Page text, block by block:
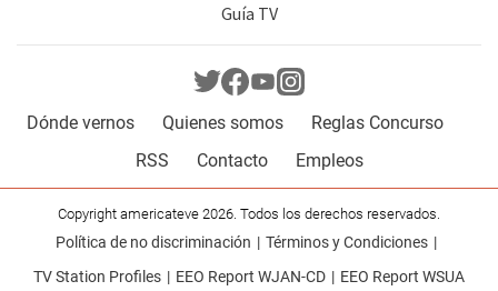
Guía TV
Dónde vernos Quienes somos
Reglas Concurso
RSS
Contacto Empleos
Copyright americateve 2026. Todos los derechos reservados.
Política de no discriminación
Términos y Condiciones
TV Station Profiles
EEO Report WJAN-CD EEO Report WSUA